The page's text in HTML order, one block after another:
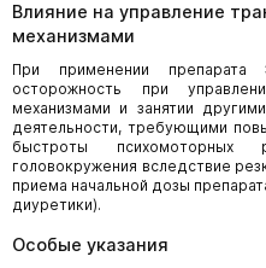
Влияние на управление
механизмами
При применении препарата
осторожность при
механизмами и занятии
деятельности, требующими
быстроты психомоторных
головокружения вследствие
приема начальной дозы
диуретики).
Особые указания